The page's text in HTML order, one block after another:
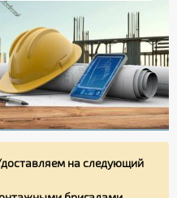
на следующий